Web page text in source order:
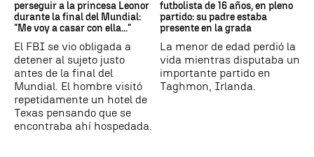
perseguir a la princesa Leonor
durante la final del Mundial:
"Me voy a casar con ella..."
El FBI se vio obligada a
detener al sujeto justo
antes de la final del
Mundial. El hombre visitó
repetidamente un hotel de
Texas pensando que se
encontraba ahí hospedada.
futbolista de 16 años, en pleno
partido: su padre estaba
presente en la grada
La menor de edad perdió la
vida mientras disputaba un
importante partido en
Taghmon, Irlanda.